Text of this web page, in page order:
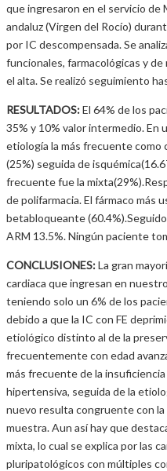
que ingresaron en el servicio
andaluz (Virgen del Rocío)
por IC descompensada. Se
funcionales, farmacológicas y
el alta. Se realizó seguimiento
RESULTADOS:El 64% de los
35% y 10% valor intermedio. En
etiología la más frecuente como
(25%) seguida de
frecuente fue la
de polifarmacia. El fármaco más
betabloqueante
ARM 13.5%. Ningún paciente
CONCLUSIONES:La gran
cardiaca que ingresan en
teniendo solo un 6% de los
debido a que la IC con FE
etiológico distinto al de la
frecuentemente con edad
más frecuente de la
hipertensiva, seguida de la
nuevo resulta congruente con la
muestra. Aun así hay que
mixta, lo cual se explica por las
pluripatológicos con múltiples